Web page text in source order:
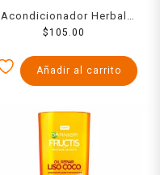
Acondicionador Herbal
Essences Anti-Frizz
almendras 600 ml
$105.00
Añadir al carrito